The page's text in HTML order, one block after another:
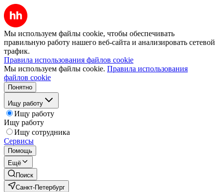
Мы используем файлы cookie, чтобы обеспечивать
правильную работу нашего веб-сайта и анализировать сетевой
трафик.
Правила использования файлов cookie
Мы используем файлы cookie. Правила использования
файлов cookie
Понятно
Ищу работу
Ищу работу
Ищу работу
Ищу сотрудника
Сервисы
Помощь
Ещё
Поиск
Санкт-Петербург